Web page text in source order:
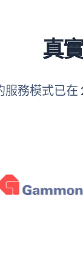
真
服務模式已在